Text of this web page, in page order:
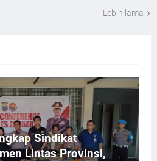
Lebih lama
Sindikat
Lintas Provinsi,